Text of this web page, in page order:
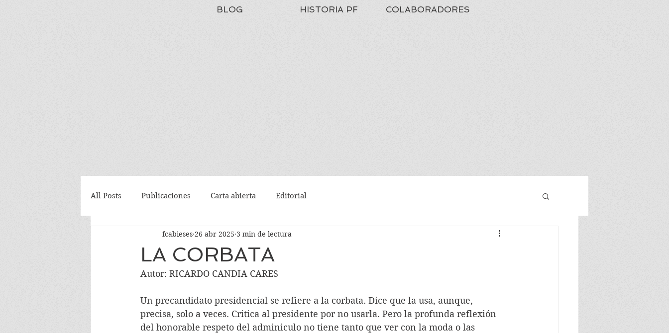
BLOG HISTORIA PF COLABORADORES
All Posts Publicaciones Carta abierta Editorial
LA CORBATA
fcabieses 26 abr 2025 3 min de lectura
Autor: RICARDO CANDIA CARES
Un precandidato presidencial se refiere a la corbata. Dice que la usa, aunque,
precisa, solo a veces. Critica al presidente por no usarla. Pero la profunda reflexión
del honorable respeto del adminiculo no tiene tanto que ver con la moda o las